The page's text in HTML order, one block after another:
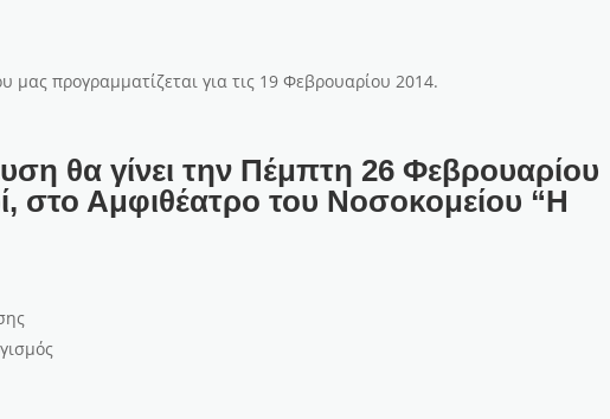
μας προγραμματίζεται για τις 19 Φεβρουαρίου 2014.
θα γίνει την Πέμπτη 26 Φεβρουαρίου
στο Αμφιθέατρο του Νοσοκομείου “Η